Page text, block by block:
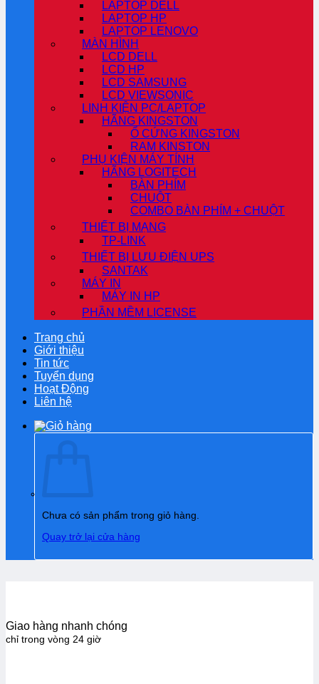
LAPTOP DELL
LAPTOP HP
LAPTOP LENOVO
MÀN HÌNH
LCD DELL
LCD HP
LCD SAMSUNG
LCD VIEWSONIC
LINH KIỆN PC/LAPTOP
HÃNG KINGSTON
Ổ CỨNG KINGSTON
RAM KINSTON
PHỤ KIỆN MÁY TÍNH
HÃNG LOGITECH
BÀN PHÍM
CHUỘT
COMBO BÀN PHÍM + CHUỘT
THIẾT BỊ MẠNG
TP-LINK
THIẾT BỊ LƯU ĐIỆN UPS
SANTAK
MÁY IN
MÁY IN HP
PHẦN MỀM LICENSE
Trang chủ
Giới thiệu
Tin tức
Tuyển dụng
Hoạt Động
Liên hệ
Chưa có sản phẩm trong giỏ hàng.
Quay trở lại cửa hàng
Giao hàng nhanh chóng
chỉ trong vòng 24 giờ